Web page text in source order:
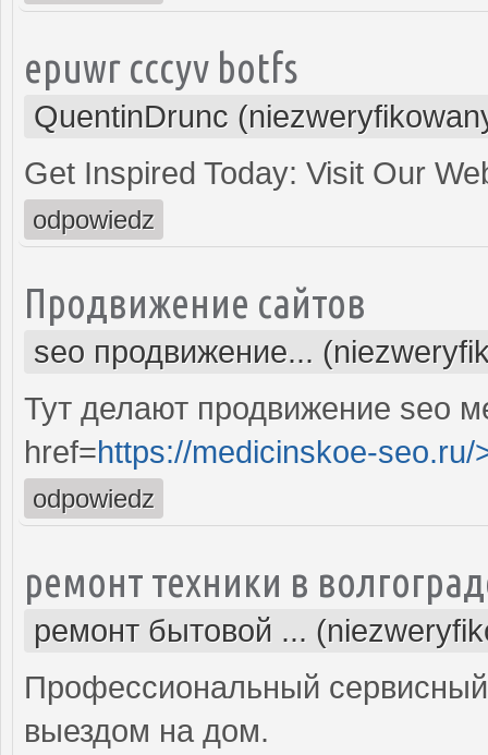
epuwr cccyv botfs
QuentinDrunc
Get Inspired Today: Visit Our
odpowiedz
Продвижение сайтов
seo продвижение...
Тут делают продвижение seo
href=https://medicinskoe-seo.ru/
odpowiedz
ремонт техники в
ремонт бытовой ...
Профессиональный
выездом на дом.